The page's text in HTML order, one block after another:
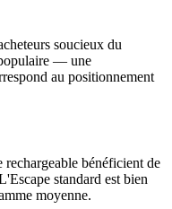
soucieux du
— une
au positionnement
bénéficient de
standard est bien
moyenne.